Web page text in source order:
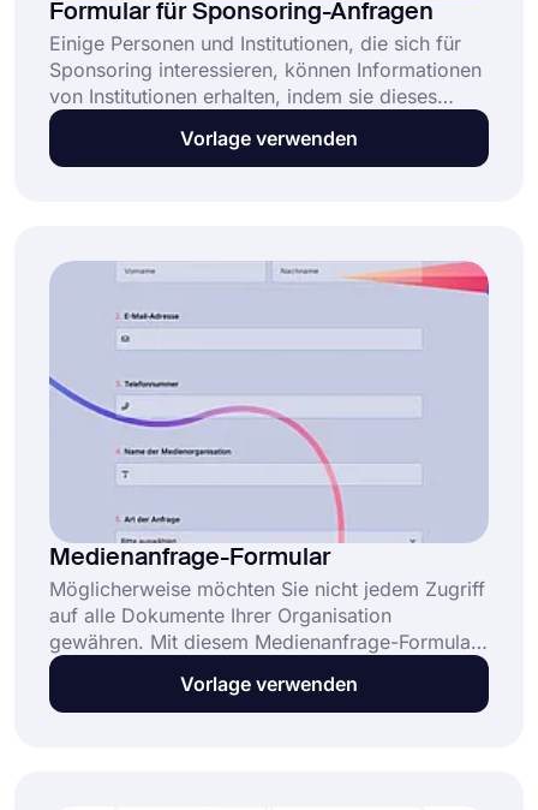
Formular für Sponsoring-Anfragen
Einige Personen und Institutionen, die sich für
Sponsoring interessieren, können Informationen
von Institutionen erhalten, indem sie dieses
Formular ausfüllen. Sie können schnelle
Antworten auf Fragen wie warum sie ein
Anfrageformular-Vorlage!
Vorlage verwenden
Medienanfrage-Formular
Möglicherweise möchten Sie nicht jedem Zugriff
auf alle Dokumente Ihrer Organisation
gewähren. Mit diesem Medienanfrage-Formular
können Sie herausfinden, wer auf diese Dateien
zugreifen möchte und aus welchen Gründen. Sie
Vorlage verwenden